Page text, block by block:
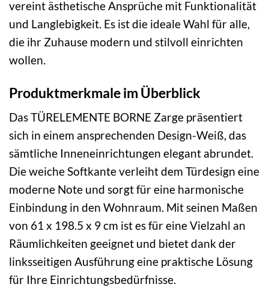
vereint ästhetische Ansprüche mit Funktionalität
und Langlebigkeit. Es ist die ideale Wahl für alle,
die ihr Zuhause modern und stilvoll einrichten
wollen.
Produktmerkmale im Überblick
Das TÜRELEMENTE BORNE Zarge präsentiert
sich in einem ansprechenden Design-Weiß, das
sämtliche Inneneinrichtungen elegant abrundet.
Die weiche Softkante verleiht dem Türdesign eine
moderne Note und sorgt für eine harmonische
Einbindung in den Wohnraum. Mit seinen Maßen
von 61 x 198.5 x 9 cm ist es für eine Vielzahl an
Räumlichkeiten geeignet und bietet dank der
linksseitigen Ausführung eine praktische Lösung
für Ihre Einrichtungsbedürfnisse.